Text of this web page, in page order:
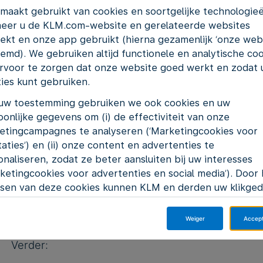
weer te overstijgen.
Wat ga je doen?
Van auto's naar vliegtuigen! Als mechanic
om hydraulische componenten,
onderhouden. Je werkt aan ongeveer 250
weer terug moeten naar onze klanten -
luchtvaartmaatschappijen zoals Kenya Airways
Het is als een IKEA-kast, maar dan met
leest technische tekeningen, haalt
werkt samen met ervaren collega's die je alle
bestaande kennis als monteur direct toepasbaar
Verder:
gebruikt van cookies en soortgelijke
u de KLM.com-website en gerelateerde websites
en onze app gebruikt (hierna gezamenlijk ‘onze
We gebruiken altijd functionele en analytische
te zorgen dat onze website goed werkt en zodat
kunt gebruiken.
toestemming gebruiken we ook cookies en uw
gegevens om (i) de effectiviteit van onze
te analyseren (‘Marketingcookies voor
en (ii) onze content en advertenties te
zodat ze beter aansluiten bij uw interesses
voor advertenties en social media’). Door
van deze cookies kunnen KLM en derden uw
op 'Accepteer' klikt, stemt u in met het plaatsen van
cookies. Als u op 'Weiger' klikt, plaatsen wij enkel
en analytische cookies. U kunt op ieder moment
Weiger